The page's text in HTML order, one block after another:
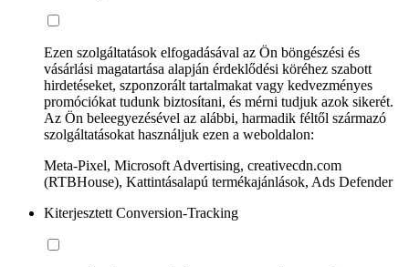
Ezen szolgáltatások elfogadásával az Ön böngészési és
vásárlási magatartása alapján érdeklődési köréhez szabott
hirdetéseket, szponzorált tartalmakat vagy kedvezményes
promóciókat tudunk biztosítani, és mérni tudjuk azok sikerét.
Az Ön beleegyezésével az alábbi, harmadik féltől származó
szolgáltatásokat használjuk ezen a weboldalon:
Meta-Pixel, Microsoft Advertising, creativecdn.com
(RTBHouse), Kattintásalapú termékajánlások, Ads Defender
Kiterjesztett Conversion-Tracking